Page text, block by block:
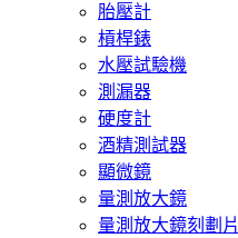
胎壓計
槓桿錶
水壓試驗機
測漏器
硬度計
酒精測試器
顯微鏡
量測放大鏡
量測放大鏡刻劃片